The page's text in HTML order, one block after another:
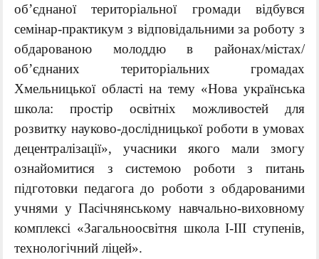
об’єднаної територіальної громади відбувся
семінар-практикум з відповідальними за роботу з
обдарованою молоддю в районах/містах/
об’єднаних територіальних громадах
Хмельницької області на тему «Нова українська
школа: простір освітніх можливостей для
розвитку науково-дослідницької роботи в умовах
децентралізації», учасники якого мали змогу
ознайомитися з системою роботи з питань
підготовки педагога до роботи з обдарованими
учнями у Пасічнянському навчально-виховному
комплексі «Загальноосвітня школа І-ІІІ ступенів,
технологічний ліцей».